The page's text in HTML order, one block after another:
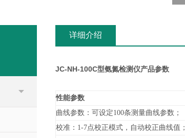
详细介绍
JC-NH-100C型氨氮检测仪产品参数
性能参数
曲线参数：可设定100条测量曲线参数；
校准：1-7点校正模式，自动校正曲线值；